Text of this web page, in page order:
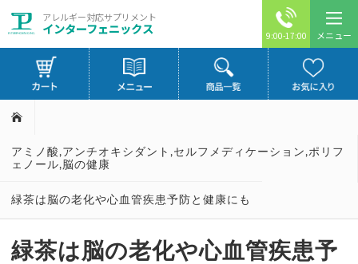
アレルギー対応サプリメント
インターフェニックス 9:00-17:00 メニュー
アミノ酸 ,アンチオキシダント ,セルフメディケーション ,ポリフ
ェノール, 脳の健康
緑茶は脳の老化や心血管疾患予防と健康にも
緑茶は脳の老化や心血管疾患予